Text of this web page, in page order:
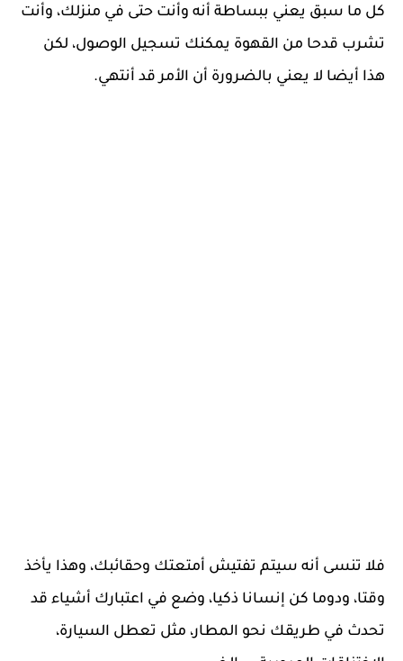
كل ما سبق يعني ببساطة أنه وأنت حتى في منزلك، وأنت
تشرب قدحا من القهوة يمكنك تسجيل الوصول، لكن
هذا أيضا لا يعني بالضرورة أن الأمر قد أنتهي.
فلا تنسى أنه سيتم تفتيش أمتعتك وحقائبك، وهذا يأخذ
وقتا، ودوما كن إنسانا ذكيا، وضع في اعتبارك أشياء قد
تحدث في طريقك نحو المطار، مثل تعطل السيارة،